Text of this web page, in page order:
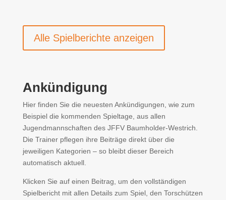
Alle Spielberichte anzeigen
Ankündigung
Hier finden Sie die neuesten Ankündigungen, wie zum
Beispiel die kommenden Spieltage, aus allen
Jugendmannschaften des JFFV Baumholder-Westrich.
Die Trainer pflegen ihre Beiträge direkt über die
jeweiligen Kategorien – so bleibt dieser Bereich
automatisch aktuell.
Klicken Sie auf einen Beitrag, um den vollständigen
Spielbericht mit allen Details zum Spiel, den Torschützen